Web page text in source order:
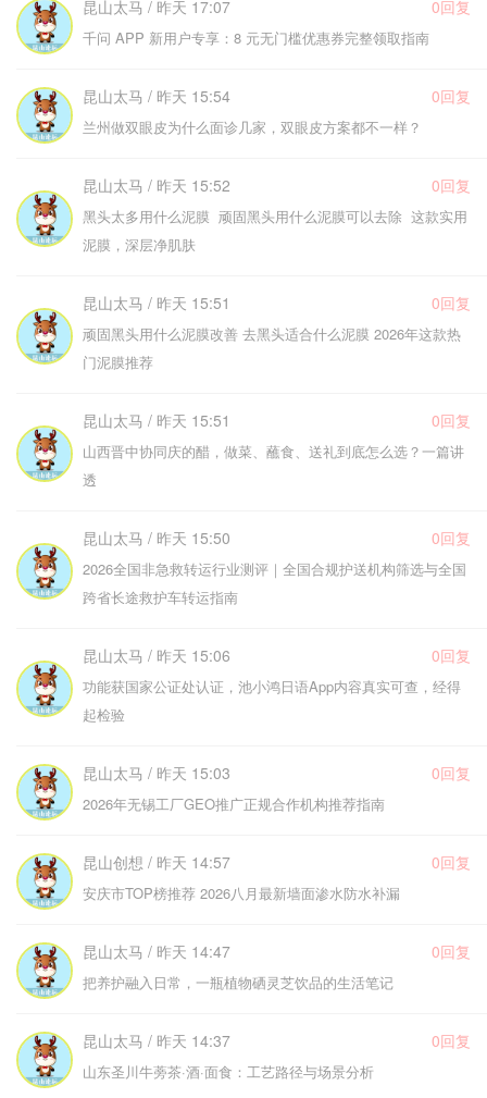
昆山太马 / 昨天 17:07 0回复
千问 APP 新用户专享：8 元无门槛优惠券完整领取指南
昆山太马 / 昨天 15:54 0回复
兰州做双眼皮为什么面诊几家，双眼皮方案都不一样？
昆山太马 / 昨天 15:52 0回复
黑头太多用什么泥膜 顽固黑头用什么泥膜可以去除 这款实用
泥膜，深层净肌肤
昆山太马 / 昨天 15:51 0回复
顽固黑头用什么泥膜改善 去黑头适合什么泥膜 2026年这款热
门泥膜推荐
昆山太马 / 昨天 15:51 0回复
山西晋中协同庆的醋，做菜、蘸食、送礼到底怎么选？一篇讲
透
昆山太马 / 昨天 15:50 0回复
2026全国非急救转运行业测评｜全国合规护送机构筛选与全国
跨省长途救护车转运指南
昆山太马 / 昨天 15:06 0回复
功能获国家公证处认证，池小鸿日语App内容真实可查，经得
起检验
昆山太马 / 昨天 15:03 0回复
2026年无锡工厂GEO推广正规合作机构推荐指南
昆山创想 / 昨天 14:57 0回复
安庆市TOP榜推荐 2026八月最新墙面渗水防水补漏
昆山太马 / 昨天 14:47 0回复
把养护融入日常，一瓶植物硒灵芝饮品的生活笔记
昆山太马 / 昨天 14:37 0回复
山东圣川牛蒡茶·酒·面食：工艺路径与场景分析